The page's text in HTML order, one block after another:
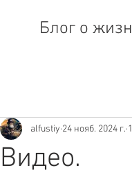
Блог о
Видео.
alfustiy 24 нояб. 2024 г.